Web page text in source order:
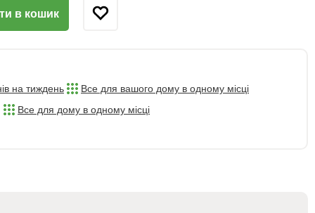
в кошик
на тиждень
Все для вашого дому в одному місці
Все для дому в одному місці